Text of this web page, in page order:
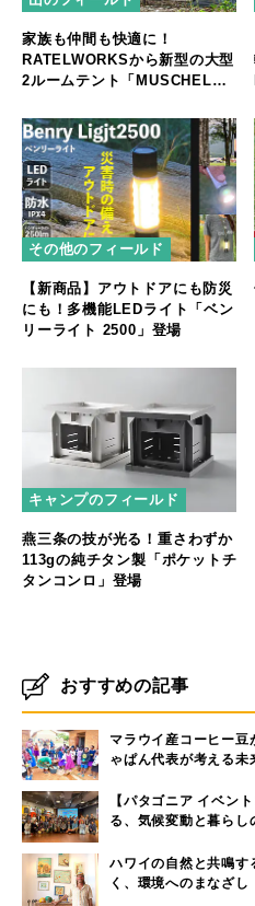
家族も仲間も快適に！
RATELWORKSから新型の大型
2ルームテント「MUSCHEL」
その他のフィールド
【新商品】アウトドアにも防災
にも！多機能LEDライト「ベン
リーライト 2500」登場
キャンプのフィールド
燕三条の技が光る！重さわずか
113gの純チタン製「ポケットチ
タンコンロ」登場
おすすめの記事
マラウイ産コーヒー豆
ゃぱん代表が考える未
【パタゴニア イベン
る、気候変動と暮らし
ハワイの自然と共鳴
く、環境へのまなざし